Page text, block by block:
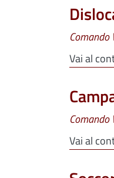
Comando
Vai al
Comando
Vai al